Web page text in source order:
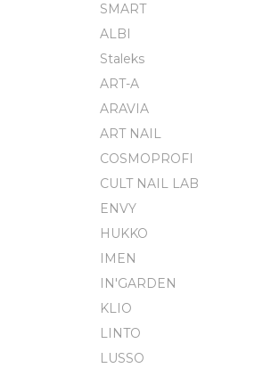
SMART
ALBI
Staleks
ART-A
ARAVIA
ART NAIL
COSMOPROFI
CULT NAIL LAB
ENVY
HUKKO
IMEN
IN'GARDEN
KLIO
LINTO
LUSSO